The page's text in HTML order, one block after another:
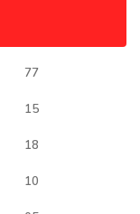
77
15
18
10